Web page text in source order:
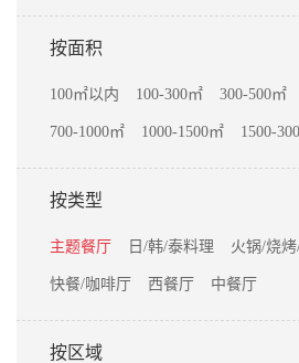
按面积
100㎡以内 100-300㎡ 300-500㎡
700-1000㎡ 1000-1500㎡ 1500-
按类型
主题餐厅 日/韩/泰料理 火锅/烧
快餐/咖啡厅 西餐厅 中餐厅
按区域